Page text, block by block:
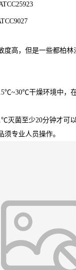
度高，但是一些都柏
干燥环境中，在
灭菌至少20分钟才可
须专业人员操作。